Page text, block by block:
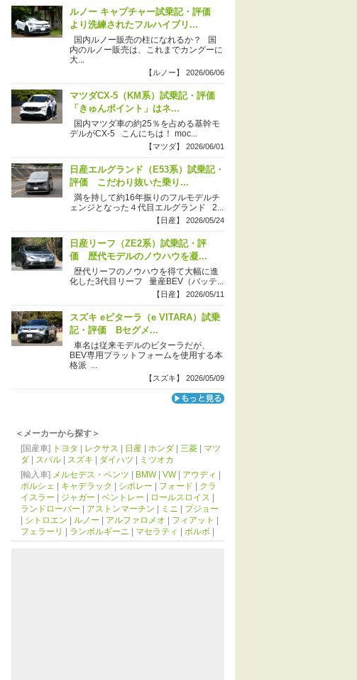
ルノー キャプチャー試乗記・評価
より洗練されたフルハイブリ...
国内ルノー販売の柱になれるか？ 国
内のルノー販売は、これまでカングーに
大...
【ルノー】 2026/06/06
マツダCX-5（KM系）試乗記・評価
「きゅんポイント」はネ...
国内マツダ車の約25％を占める基幹モ
デルがCX-5 こんにちは！ moc...
【マツダ】 2026/06/01
日産エルグランド（E53系）試乗記・
評価 こだわり抜いた乗り...
満を持して約16年振りのフルモデルチ
ェンジとなった４代目エルグランド 2...
【日産】 2026/05/24
日産リーフ（ZE2系）試乗記・評
価 歴代モデルのノウハウを凝...
歴代リーフのノウハウを得て大幅に進
化した3代目リーフ 量産BEV（バッテ...
【日産】 2026/05/11
スズキ eビターラ（e VITARA）試乗
記・評価 Bセグメ...
車名は従来モデルのビターラだが、
BEV専用プラットフォームを使用する本
格派 ...
【スズキ】 2026/05/09
＜メーカーから探す＞
[国産車] トヨタ レクサス 日産 ホンダ 三菱
マツ
ダ
スバル スズキ ダイハツ
ミツオカ
[輸入車] メルセデス・ベンツ BMW| VW| アウディ
ポルシェ
キャデラック シボレー フォード
クラ
イスラー
ジャガー ベントレー ロールスロイス
ランドローバー
アストンマーチン ミニ
プジョー
シトロエン ルノー アルファロメオ フィアット
フェラーリ
ランボルギーニ マセラティ ボルボ